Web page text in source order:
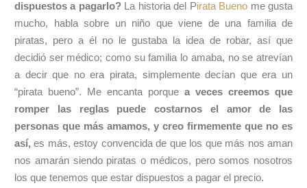
dispuestos a pagarlo?La historia del Pirata Bueno me gusta
mucho, habla sobre un niño que viene de una familia de
piratas, pero a él no le gustaba la idea de robar, así que
decidió ser médico; como su familia lo amaba, no se atrevían
a decir que no era pirata, simplemente decían que era un
“pirata bueno”. Me encanta porque a veces creemos que
romper las reglas puede costarnos el amor de las
personas que más amamos, y creo firmemente que no es
así, es más, estoy convencida de que los que más nos aman
nos amarán siendo piratas o médicos, pero somos nosotros
los que tenemos que estar dispuestos a pagar el precio.